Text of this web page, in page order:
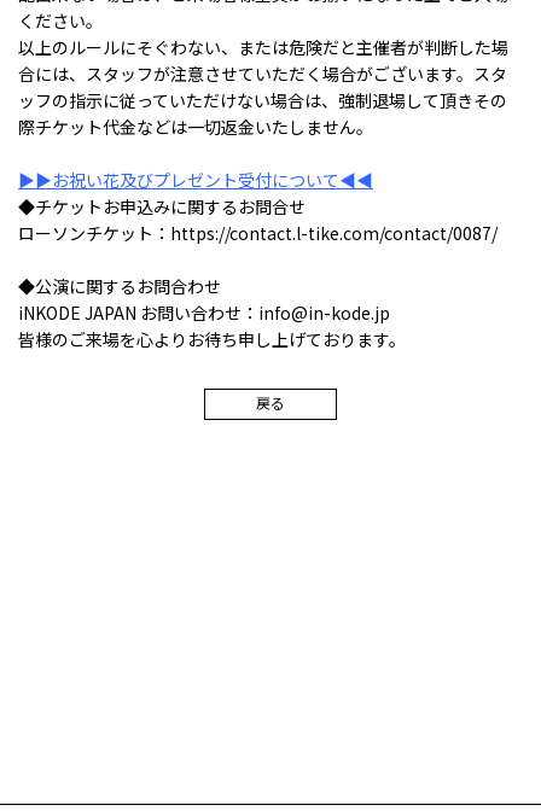
ください。
以上のルールにそぐわない、または危険だと主催者が判断した場
合には、スタッフが注意させていただく場合がございます。スタ
ッフの指示に従っていただけない場合は、強制退場して頂きその
際チケット代金などは一切返金いたしません。
▶▶お祝い花及びプレゼント受付について◀◀
◆チケットお申込みに関するお問合せ
ローソンチケット：https://contact.l-tike.com/contact/0087/
◆公演に関するお問合わせ
iNKODE JAPAN お問い合わせ：info@in-kode.jp
皆様のご来場を心よりお待ち申し上げております。
戻る